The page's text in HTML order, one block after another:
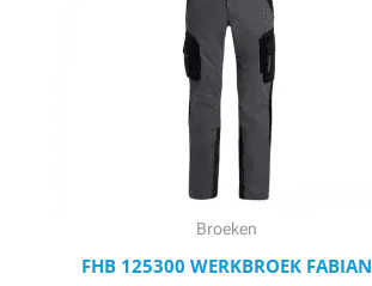
Broeken
FHB 125300 WERKBROEK FABIAN
meerdere
variaties.
Deze
optie
kan
gekozen
worden
op